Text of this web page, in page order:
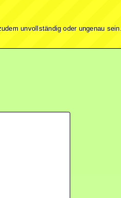
unvollständig oder ungenau sein.